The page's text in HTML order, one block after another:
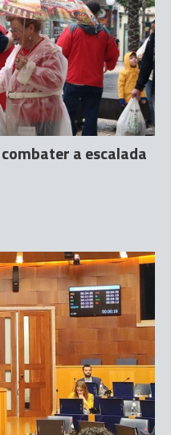
a escalada